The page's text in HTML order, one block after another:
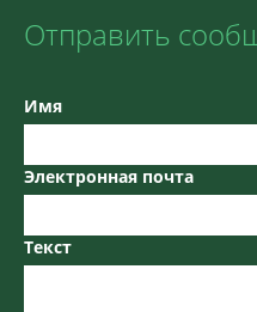
Отправить
Имя
Электронная почта
Текст